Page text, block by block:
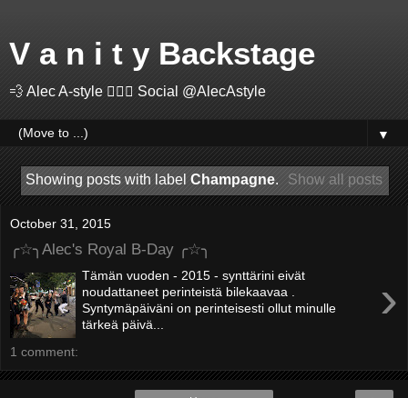
V a n i t y Backstage
💨 Alec A-style 🤽🏻‍♂️ Social @AlecAstyle
▼
Showing posts with label Champagne. Show all posts
October 31, 2015
╭☆╮Alec's Royal B-Day ╭☆╮
›
Tämän vuoden - 2015 - synttärini eivät
noudattaneet perinteistä bilekaavaa .
Syntymäpäiväni on perinteisesti ollut minulle
tärkeä päivä...
1 comment: